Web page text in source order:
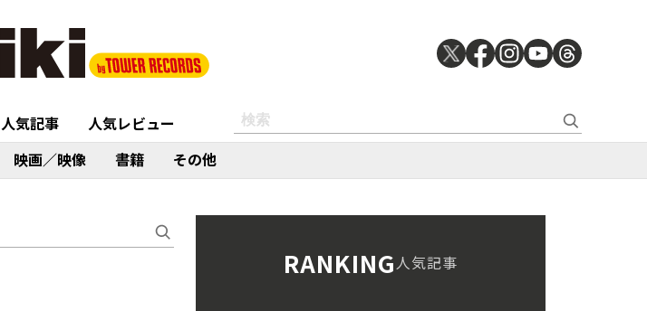
人気記事
人気レビュー
映画／映像 書籍 その他
RANKING人気記事